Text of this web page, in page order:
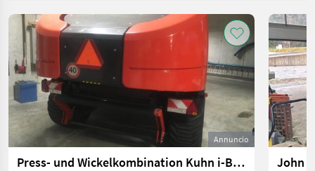
Annuncio
Press- und Wickelkombination Kuhn i-BIO Deutz Compactmaster
John